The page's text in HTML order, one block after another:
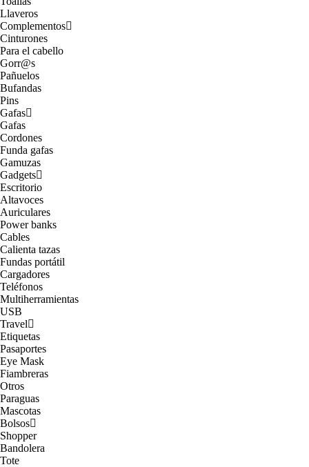
Llaveros
Complementos
Cinturones
Para el cabello
Gorr@s
Pañuelos
Bufandas
Pins
Gafas
Gafas
Cordones
Funda gafas
Gamuzas
Gadgets
Escritorio
Altavoces
Auriculares
Power banks
Cables
Calienta tazas
Fundas portátil
Cargadores
Teléfonos
Multiherramientas
USB
Travel
Etiquetas
Pasaportes
Eye Mask
Fiambreras
Otros
Paraguas
Mascotas
Bolsos
Shopper
Bandolera
Tote